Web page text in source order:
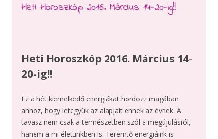
Heti Horoszkóp 2016. Március 14-20-ig!!
Heti Horoszkóp 2016. Március 14-
20-ig!!
Ez a hét kiemelkedő energiákat hordozz magában
ahhoz, hogy letegyük az alapjait ennek az évnek. A
tavasz nem csak a természetben szól a megújulásról,
hanem a mi életünkben is. Teremtő energiáink is